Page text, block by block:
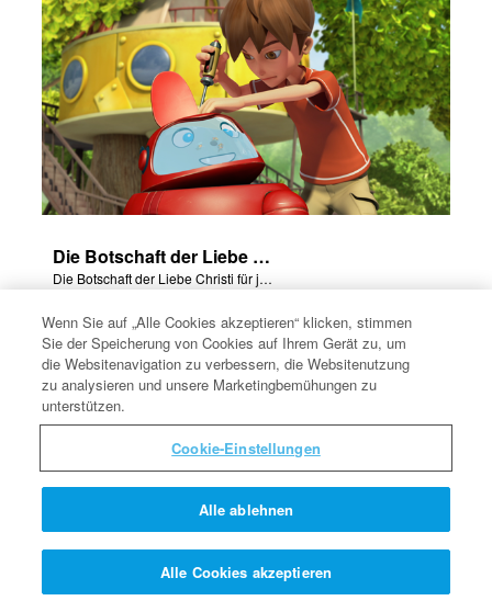
Die Botschaft der Liebe Christi für jeden von uns.
Die Botschaft der Liebe Christi für jeden von uns.
Wenn Sie auf „Alle Cookies akzeptieren“ klicken, stimmen
Sie der Speicherung von Cookies auf Ihrem Gerät zu, um
die Websitenavigation zu verbessern, die Websitenutzung
zu analysieren und unsere Marketingbemühungen zu
unterstützen.
Cookie-Einstellungen
Alle ablehnen
Alle Cookies akzeptieren